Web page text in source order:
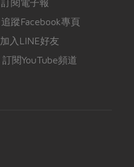
訂閱電子報
追蹤Facebook專頁
加入LINE好友
訂閱YouTube頻道